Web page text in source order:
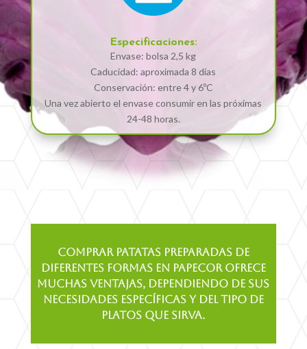
Especificaciones:
Envase: bolsa 2,5 kg
Caducidad: aproximada 8 días
Conservación: entre 4 y 6ºC
Una vez abierto el envase consumir en las próximas
24-48 horas.
Comprar patatas preparadas de
diferentes formas en Papecor ofrece
muchas ventajas, dependiendo de sus
necesidades específicas y del tipo de
platos que sirva.